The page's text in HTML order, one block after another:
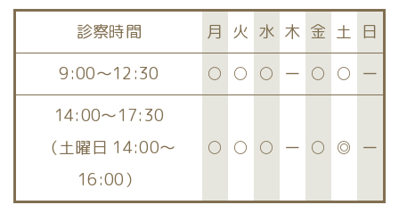
診察時間 月 火 水 木 金 土 日
9:00～12:30
○ ○ ○ ー ○ ○ ー
14:00〜17:30
（土曜日 14:00～
16:00）
○ ○ ○ ー ○ ◎ ー